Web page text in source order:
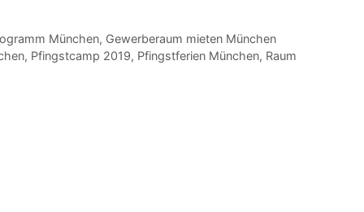
München, Gewerberaum mieten München
, Pfingstcamp 2019, Pfingstferien München, Raum